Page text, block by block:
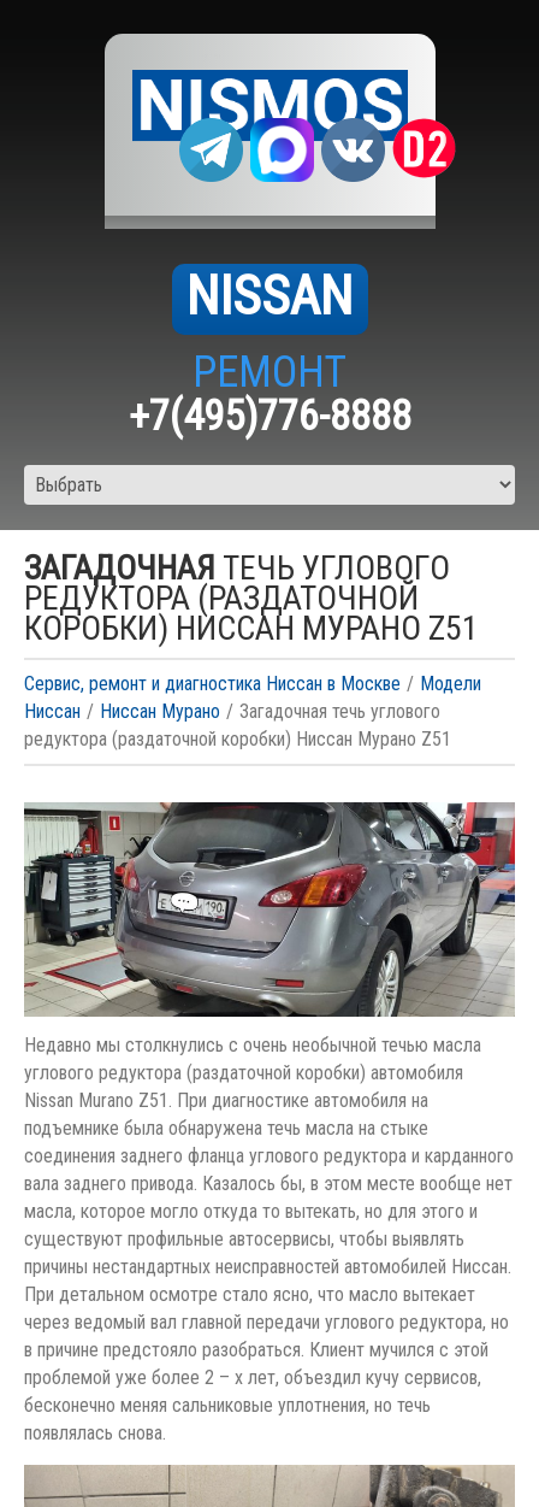
NISSAN
РЕМОНТ
+7(495)776-8888
ЗАГАДОЧНАЯ ТЕЧЬ УГЛОВОГО
РЕДУКТОРА (РАЗДАТОЧНОЙ
КОРОБКИ) НИССАН МУРАНО Z51
Сервис, ремонт и диагностика Ниссан в Москве
Модели
Ниссан
Ниссан Мурано
Загадочная течь углового
редуктора (раздаточной коробки) Ниссан Мурано Z51
Недавно мы столкнулись с очень необычной течью масла
углового редуктора (раздаточной коробки) автомобиля
Nissan Murano Z51. При диагностике автомобиля на
подъемнике была обнаружена течь масла на стыке
соединения заднего фланца углового редуктора и карданного
вала заднего привода. Казалось бы, в этом месте вообще нет
масла, которое могло откуда то вытекать, но для этого и
существуют профильные автосервисы, чтобы выявлять
причины нестандартных неисправностей автомобилей Ниссан.
При детальном осмотре стало ясно, что масло вытекает
через ведомый вал главной передачи углового редуктора, но
в причине предстояло разобраться. Клиент мучился с этой
проблемой уже более 2 – х лет, объездил кучу сервисов,
бесконечно меняя сальниковые уплотнения, но течь
появлялась снова.